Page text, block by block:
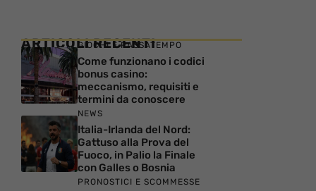
ARTICOLI RECENTI
GIOCHI E PASSATEMPO
Come funzionano i codici
bonus casino:
meccanismo, requisiti e
termini da conoscere
NEWS
Italia-Irlanda del Nord:
Gattuso alla Prova del
Fuoco, in Palio la Finale
con Galles o Bosnia
PRONOSTICI E SCOMMESSE